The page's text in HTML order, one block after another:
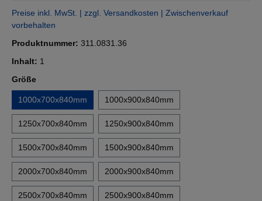
Preise inkl. MwSt. | zzgl. Versandkosten | Zwischenverkauf
vorbehalten
Produktnummer: 311.0831.36
Inhalt: 1
Größeauswählen
1000x700x840mm 1000x900x840mm
1250x700x840mm 1250x900x840mm
1500x700x840mm 1500x900x840mm
2000x700x840mm 2000x900x840mm
2500x700x840mm 2500x900x840mm